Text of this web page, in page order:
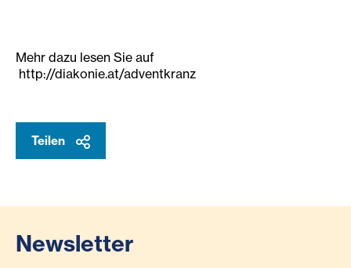
Mehr dazu lesen Sie auf
http://diakonie.at/adventkranz
Teilen
Newsletter